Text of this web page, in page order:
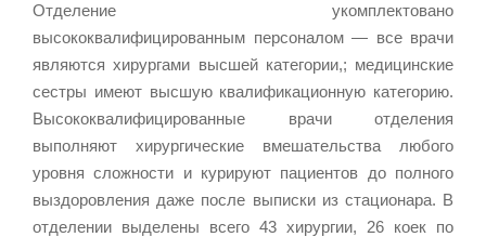
Отделение укомплектовано
высококвалифицированным персоналом — все врачи
являются хирургами высшей категории,; медицинские
сестры имеют высшую квалификационную категорию.
Высококвалифицированные врачи отделения
выполняют хирургические вмешательства любого
уровня сложности и курируют пациентов до полного
выздоровления даже после выписки из стационара. В
отделении выделены всего 43 хирургии, 26 коек по